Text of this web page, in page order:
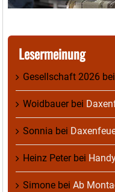
Lesermeinung
Gesellschaft 2026 bei
Woidbauerbei
Sonnia bei
Heinz Peterbei
Simone bei Ab